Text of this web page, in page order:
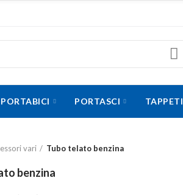
PORTABICI PORTASCI TAPPETI
vari Tubo telato benzina
benzina